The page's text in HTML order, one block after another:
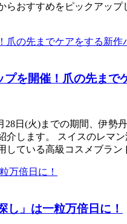
おすすめをピックアッ
を開催！爪の先まで
日(火)までの期間、伊勢
します。 スイスのレマ
ている高級コスメブラ
し」は一粒万倍日に！